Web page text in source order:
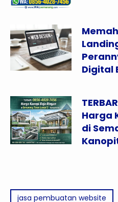
Digital
Harga
di
jasa pembuatan website